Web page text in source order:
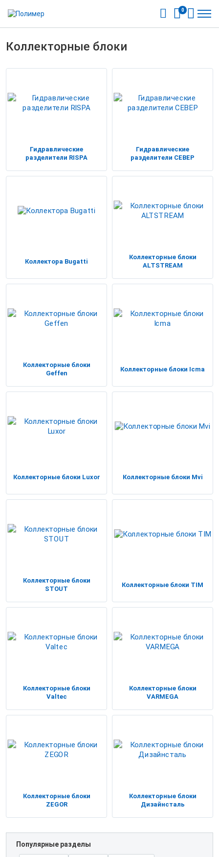
0
Коллекторные блоки
Гидравлические
разделители RISPA
Гидравлические
разделители СЕВЕР
Коллектора Bugatti
Коллекторные блоки
ALTSTREAM
Коллекторные блоки
Geffen
Коллекторные блоки Icma
Коллекторные блоки Luxor Коллекторные блоки Mvi
Коллекторные блоки
STOUT
Коллекторные блоки TIM
Коллекторные блоки
Valtec
Коллекторные блоки
VARMEGA
Коллекторные блоки
ZEGOR
Коллекторные блоки
Дизайнсталь
Популярные разделы